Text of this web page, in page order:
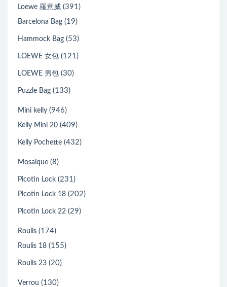
Loewe 羅意威 (391)
Barcelona Bag (19)
Hammock Bag (53)
LOEWE 女包 (121)
LOEWE 男包 (30)
Puzzle Bag (133)
Mini kelly (946)
Kelly Mini 20 (409)
Kelly Pochette (432)
Mosaique (8)
Picotin Lock (231)
Picotin Lock 18 (202)
Picotin Lock 22 (29)
Roulis (174)
Roulis 18 (155)
Roulis 23 (20)
Verrou (130)